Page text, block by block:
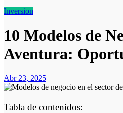
Inversion
10 Modelos de
Aventura:
Abr 23, 2025
Tabla de contenidos: